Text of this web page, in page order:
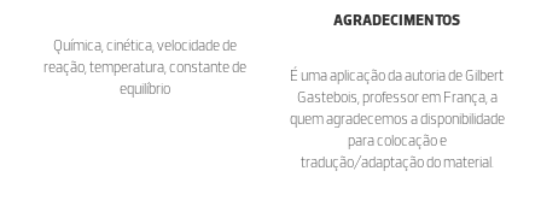
Química, cinética, velocidade de
reação, temperatura, constante de
equilíbrio
AGRADECIMENTOS
É uma aplicação da autoria de Gilbert
Gastebois, professor em França, a
quem agradecemos a disponibilidade
para colocação e
tradução/adaptação do material.